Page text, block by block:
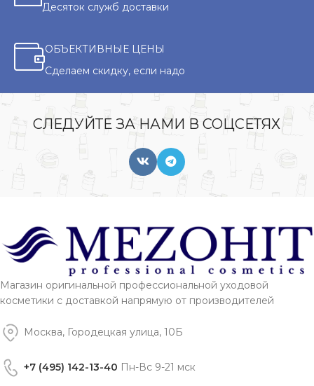
Десяток служб доставки
ОБЪЕКТИВНЫЕ ЦЕНЫ
Сделаем скидку, если надо
СЛЕДУЙТЕ ЗА НАМИ В СОЦСЕТЯХ
Магазин оригинальной профессиональной уходовой
косметики с доставкой напрямую от производителей
Москва, Городецкая улица, 10Б
+7 (495) 142-13-40 Пн-Вс 9-21 мск